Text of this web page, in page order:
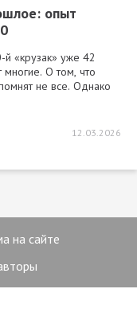
опыт
«крузак» уже 42
многие. О том, что
не все. Однако
12.03.2026
на сайте